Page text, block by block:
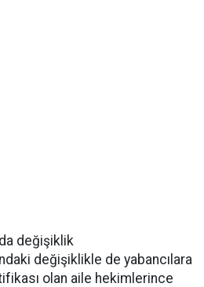
değişiklik
değişiklikle de yabancılara
olan aile hekimlerince